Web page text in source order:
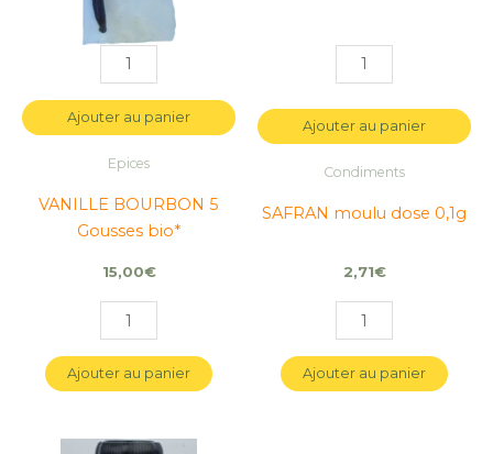
Ajouter au panier
Epices
VANILLE BOURBON 5
Gousses bio*
15,00€
Ajouter au panier
Ajouter au panier
Condiments
SAFRAN moulu dose 0,1g
2,71€
Ajouter au panier